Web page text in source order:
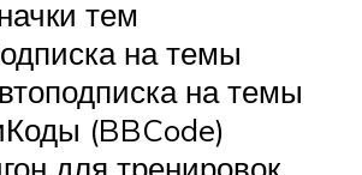
тем
на темы
на темы
(BBCode)